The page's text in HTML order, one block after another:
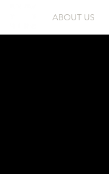
ABOUT US